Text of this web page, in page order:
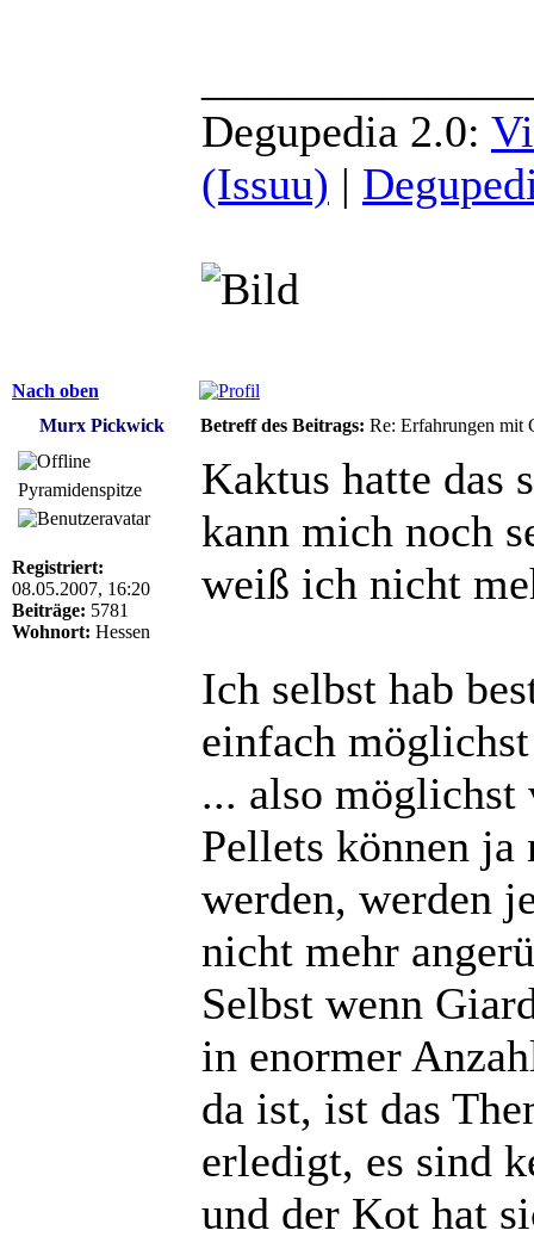
Degupedia 2.0:
(Issuu) |
Nach oben
Murx Pickwick
Betreff des Beitrags: Re: Erfahrungen mit
Pyramidenspitze
Registriert:
08.05.2007, 16:20
Beiträge: 5781
Wohnort: Hessen
Kaktus hatte das
kann mich noch
weiß ich nicht
Ich selbst hab
einfach
... also möglichst
Pellets können
werden, werden
nicht mehr
Selbst wenn
in enormer
da ist, ist das
erledigt, es sind
und der Kot hat